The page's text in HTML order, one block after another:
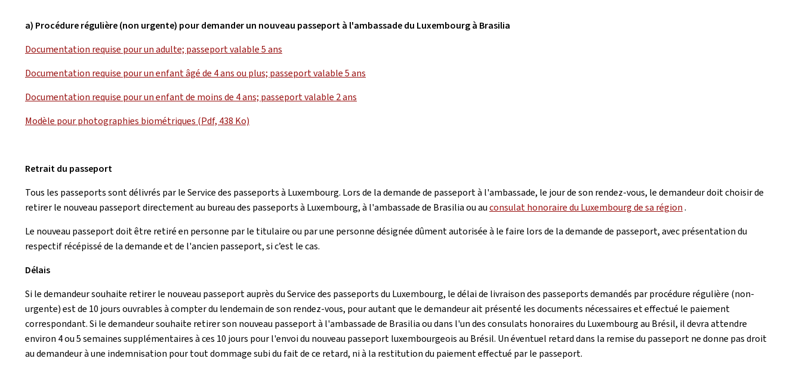
a) Procédure régulière (non urgente) pour demander un nouveau passeport à l'ambassade du Luxembourg à Brasilia
Documentation requise pour un adulte; passeport valable 5 ans
Documentation requise pour un enfant âgé de 4 ans ou plus; passeport valable 5 ans
Documentation requise pour un enfant de moins de 4 ans; passeport valable 2 ans
Modèle pour photographies biométriques (Pdf, 438 Ko)
Retrait du passeport
Tous les passeports sont délivrés par le Service des passeports à Luxembourg. Lors de la demande de passeport à l'ambassade, le jour de son rendez-vous, le demandeur doit choisir de
retirer le nouveau passeport directement au bureau des passeports à Luxembourg, à l'ambassade de Brasilia ou auconsulat honoraire du Luxembourg de sa région.
Le nouveau passeport doit être retiré en personne par le titulaire ou par une personne désignée dûment autorisée à le faire lors de la demande de passeport, avec présentation du
respectif récépissé de la demande et de l'ancien passeport, si c’est le cas.
Délais
Si le demandeur souhaite retirer le nouveau passeport auprès du Service des passeports du Luxembourg, le délai de livraison des passeports demandés par procédure régulière (non-
urgente) est de 10 jours ouvrables à compter du lendemain de son rendez-vous, pour autant que le demandeur ait présenté les documents nécessaires et effectué le paiement
correspondant. Si le demandeur souhaite retirer son nouveau passeport à l'ambassade de Brasilia ou dans l'un des consulats honoraires du Luxembourg au Brésil, il devra attendre
environ 4 ou 5 semaines supplémentaires à ces 10 jours pour l'envoi du nouveau passeport luxembourgeois au Brésil. Un éventuel retard dans la remise du passeport ne donne pas droit
au demandeur à une indemnisation pour tout dommage subi du fait de ce retard, ni à la restitution du paiement effectué par le passeport.